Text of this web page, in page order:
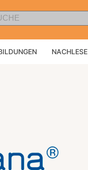
NACHLESE